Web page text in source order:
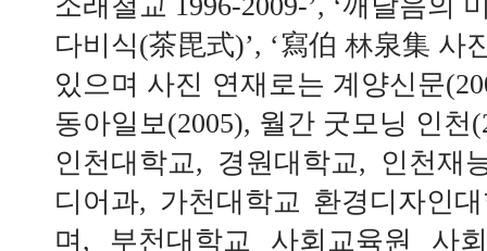
다비식(茶毘式)’, ‘寫伯 林泉集 사
있으며 사진 연재로는 계양신문
동아일보(2005), 월간 굿모닝 인천
인천대학교, 경원대학교, 인천재
디어과, 가천대학교 환경디자인
며, 부천대학교 사회교육원 사